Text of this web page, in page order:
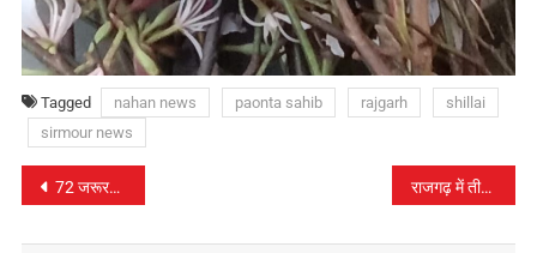
Tagged nahan news paonta sahib rajgarh
shillai
sirmour news
पोस्ट
नेविगेशन
72 जरूरतमंद प्रवासी मजदूरों को व्यापार मंडल राजगढ़ ने बांटा मुफ्त राशन राजगढ़ में तीन गऊओं की जहरीला पदार्थ खाने से हुई मौत